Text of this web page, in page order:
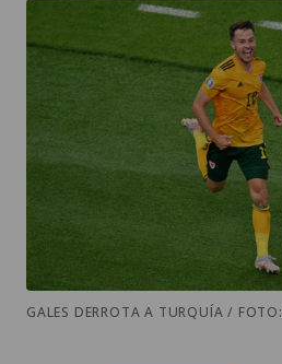
GALES DERROTA A TURQUÍA / FOTO: